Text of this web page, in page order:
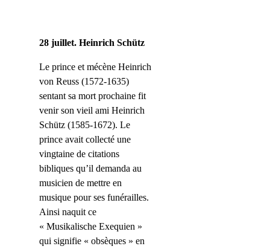
28 juillet. Heinrich Schütz
Le prince et mécène Heinrich
von Reuss (1572-1635)
sentant sa mort prochaine fit
venir son vieil ami Heinrich
Schütz (1585-1672). Le
prince avait collecté une
vingtaine de citations
bibliques qu’il demanda au
musicien de mettre en
musique pour ses funérailles.
Ainsi naquit ce
« Musikalische Exequien »
qui signifie « obsèques » en